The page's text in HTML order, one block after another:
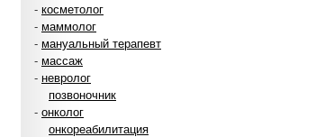
- косметолог
- маммолог
- мануальный терапевт
- массаж
- невролог
позвоночник
- онколог
онкореабилитация